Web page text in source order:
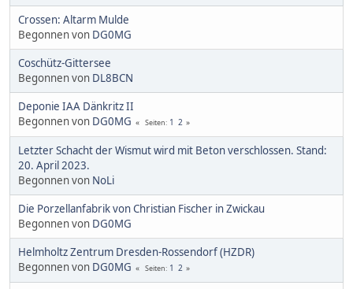
Crossen: Altarm Mulde
Begonnen von DG0MG
Coschütz-Gittersee
Begonnen von DL8BCN
Deponie IAA Dänkritz II
Begonnen von DG0MG Seiten 1 2
Letzter Schacht der Wismut wird mit Beton verschlossen. Stand:
20. April 2023.
Begonnen von NoLi
Die Porzellanfabrik von Christian Fischer in Zwickau
Begonnen von DG0MG
Helmholtz Zentrum Dresden-Rossendorf (HZDR)
Begonnen von DG0MG Seiten 1 2